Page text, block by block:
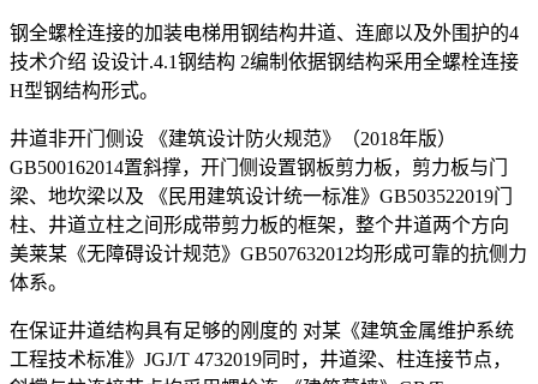
钢全螺栓连接的加装电梯用钢结构井道、连廊以及外围护的4
技术介绍 设设计.4.1钢结构 2编制依据钢结构采用全螺栓连接
H型钢结构形式。
井道非开门侧设 《建筑设计防火规范》（2018年版）
GB500162014置斜撑，开门侧设置钢板剪力板，剪力板与门
梁、地坎梁以及 《民用建筑设计统一标准》GB503522019门
柱、井道立柱之间形成带剪力板的框架，整个井道两个方向
美莱某《无障碍设计规范》GB507632012均形成可靠的抗侧力
体系。
在保证井道结构具有足够的刚度的 对某《建筑金属维护系统
工程技术标准》JGJ/T 4732019同时，井道梁、柱连接节点，